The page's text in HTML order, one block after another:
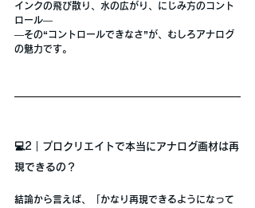
インクの飛び散り、水の広がり、にじみ方のコント
ロール―
―その“コントロールできなさ”が、むしろアナログ
の魅力です。
💻2｜プロクリエイトで本当にアナログ画材は再
現できるの？
結論から言えば、
「かなり再現できるようになって